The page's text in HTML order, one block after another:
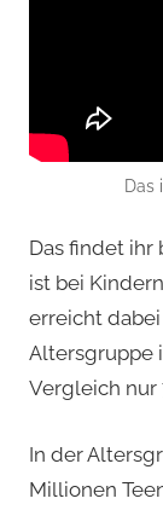
Das
Das findet ihr
ist bei
erreicht
Altersgruppe
Vergleich nur
In der
Millionen